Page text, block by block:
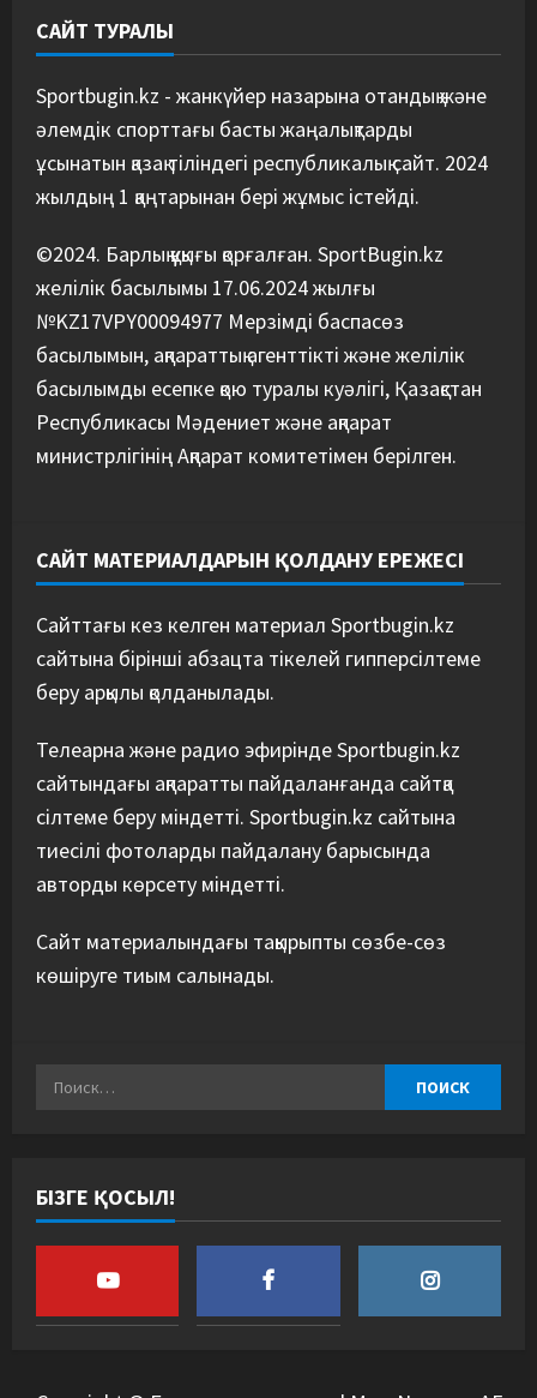
5
құрамасының бас бапкері
тағайындалды
САЙТ ТУРАЛЫ
Sportbugin.kz - жанкүйер назарына отандық және
әлемдік спорттағы басты жаңалықтарды
ұсынатын қазақ тіліндегі республикалық сайт. 2024
жылдың 1 қаңтарынан бері жұмыс істейді.
©2024. Барлық құқығы қорғалған. SportBugin.kz
желілік басылымы 17.06.2024 жылғы
№KZ17VPY00094977 Мерзімді баспасөз
басылымын, ақпараттық агенттікті және желілік
басылымды есепке қою туралы куәлігі, Қазақстан
Республикасы Мәдениет және ақпарат
министрлігінің Ақпарат комитетімен берілген.
САЙТ МАТЕРИАЛДАРЫН ҚОЛДАНУ ЕРЕЖЕСІ
Сайттағы кез келген материал Sportbugin.kz
сайтына бірінші абзацта тікелей гипперсілтеме
беру арқылы қолданылады.
Телеарна және радио эфирінде Sportbugin.kz
сайтындағы ақпаратты пайдаланғанда сайтқа
сілтеме беру міндетті. Sportbugin.kz сайтына
тиесілі фотоларды пайдалану барысында
авторды көрсету міндетті.
Сайт материалындағы тақырыпты сөзбе-сөз
көшіруге тиым салынады.
БІЗГЕ ҚОСЫЛ!